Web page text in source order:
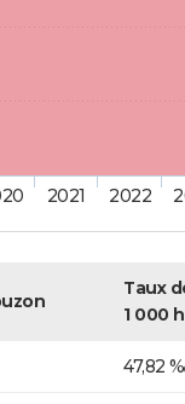
2021 2022
Taux
1 000
47,82